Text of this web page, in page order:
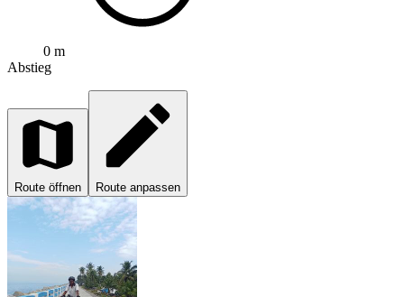
0 m
Abstieg
Route öffnen Route anpassen